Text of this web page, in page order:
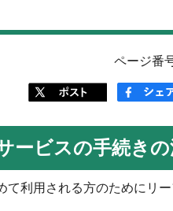
ページ番
ービスの手続き
利用される方のためにリ